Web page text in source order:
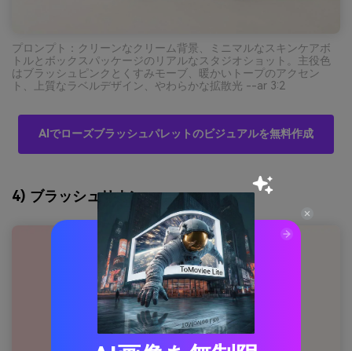
プロンプト：クリーンなクリーム背景、ミニマルなスキンケアボ
トルとボックスパッケージのリアルなスタジオショット。主役色
はブラッシュピンクとくすみモーブ、暖かいトープのアクセン
ト、上質なラベルデザイン、やわらかな拡散光 --ar 3:2
AIでローズブラッシュパレットのビジュアルを無料作成
4) ブラッシュリネン